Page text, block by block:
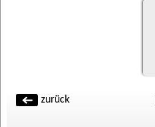
zurück